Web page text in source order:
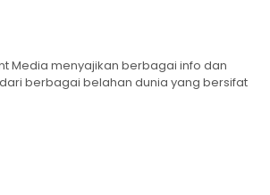
Media menyajikan berbagai info dan
berbagai belahan dunia yang bersifat